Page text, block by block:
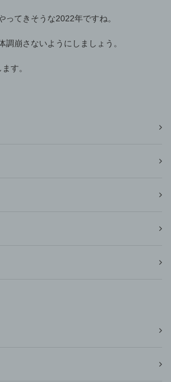
ってきそうな2022年ですね。
調崩さないようにしましょう。
す。